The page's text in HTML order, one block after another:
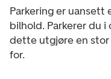
Parkering er uansett
bilhold. Parkerer du
dette utgjøre en
for.